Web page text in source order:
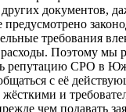
документов,
требования
Поэтому мы
репутацию СРО в
с её
жёсткими и
чем подавать